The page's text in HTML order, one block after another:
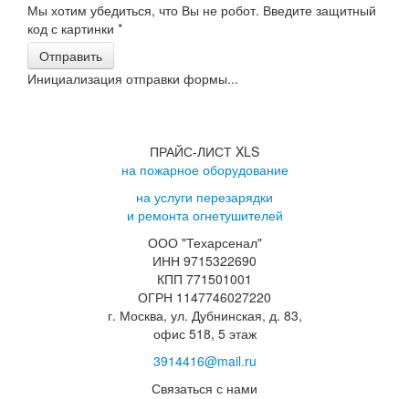
Мы хотим убедиться, что Вы не робот. Введите защитный
код с картинки *
Отправить
Инициализация отправки формы...
ПРАЙС-ЛИСТ XLS
на пожарное оборудование
на услуги перезарядки
и ремонта огнетушителей
ООО "Техарсенал"
ИНН 9715322690
КПП 771501001
ОГРН 1147746027220
г. Москва, ул. Дубнинская, д. 83,
офис 518, 5 этаж
3914416@mail.ru
Связаться с нами